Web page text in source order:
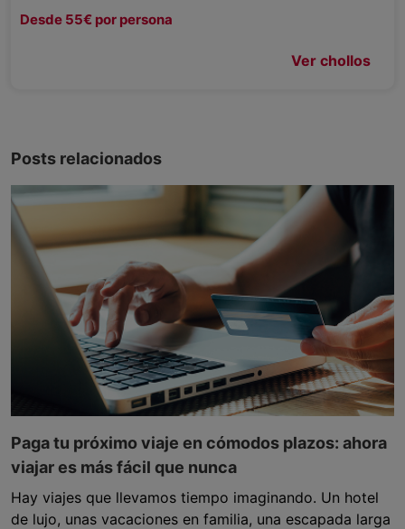
Desde 55€ por persona
Ver chollos
Posts relacionados
Paga tu próximo viaje en cómodos plazos: ahora
viajar es más fácil que nunca
Hay viajes que llevamos tiempo imaginando. Un hotel
de lujo, unas vacaciones en familia, una escapada larga